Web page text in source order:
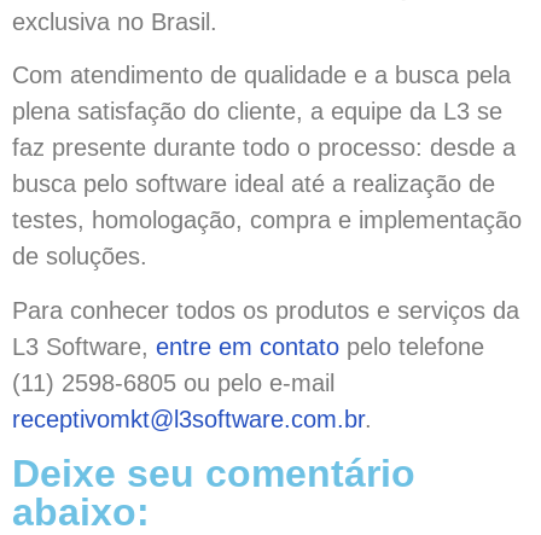
exclusiva no Brasil.
Com atendimento de qualidade e a busca pela
plena satisfação do cliente, a equipe da L3 se
faz presente durante todo o processo: desde a
busca pelo software ideal até a realização de
testes, homologação, compra e implementação
de soluções.
Para conhecer todos os produtos e serviços da
L3 Software, entre em contato pelo telefone
(11) 2598-6805 ou pelo e-mail
receptivomkt@l3software.com.br.
Deixe seu comentário
abaixo: